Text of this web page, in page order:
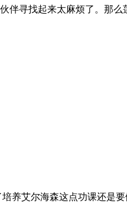
寻找起来太麻烦了。那
艾尔海森这点功课还是